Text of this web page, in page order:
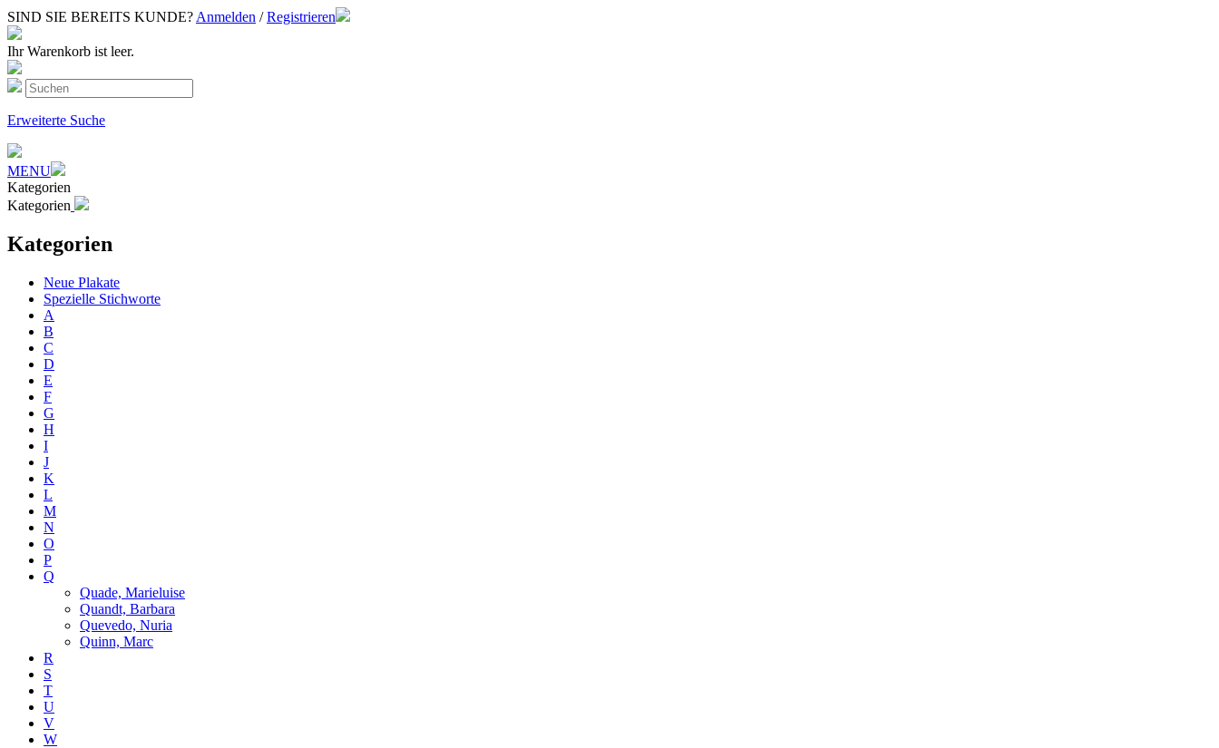
SIND SIE BEREITS KUNDE? Anmelden / Registrieren
Ihr Warenkorb ist leer.
Erweiterte Suche
MENU
Kategorien
Kategorien
Kategorien
Neue Plakate
Spezielle Stichworte
A
B
C
D
E
F
G
H
I
J
K
L
M
N
O
P
Q
Quade, Marieluise
Quandt, Barbara
Quevedo, Nuria
Quinn, Marc
R
S
T
U
V
W